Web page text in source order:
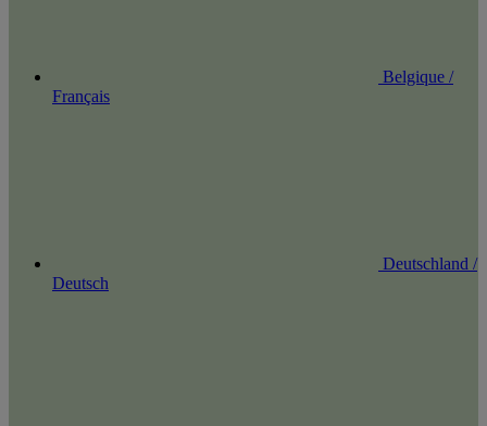
Belgique /
Français
Deutschland /
Deutsch